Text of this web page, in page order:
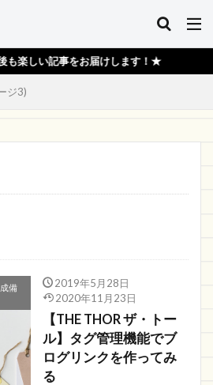
記事をお届けします！★
ジ3)
備
2019年5月28日
2020年11月23日
【THE THOR ザ・トー
ル】タグ管理機能でブ
ログリンクを作ってみ
る